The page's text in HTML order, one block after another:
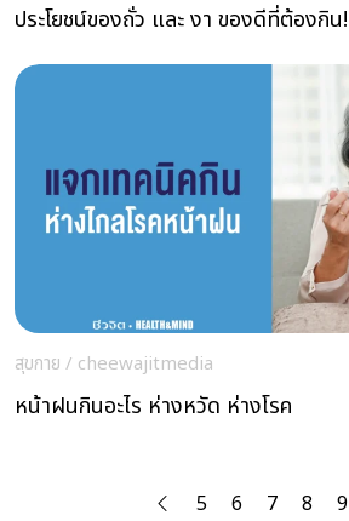
ประโยชน์ของถั่ว และ งา ของดีที่ต้องกิน!
สุขกาย / cheewajitmedia
หน้าฝนกินอะไร ห่างหวัด ห่างโรค
5 6 7 8 9